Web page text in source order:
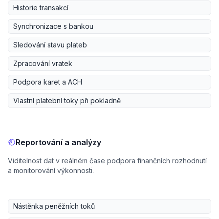
Historie transakcí
Synchronizace s bankou
Sledování stavu plateb
Zpracování vratek
Podpora karet a ACH
Vlastní platební toky při pokladně
Reportování a analýzy
Viditelnost dat v reálném čase podpora finančních rozhodnutí
a monitorování výkonnosti.
Nástěnka peněžních toků